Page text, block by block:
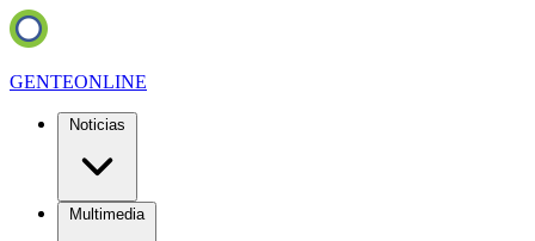
GENTEONLINE
Noticias
Multimedia